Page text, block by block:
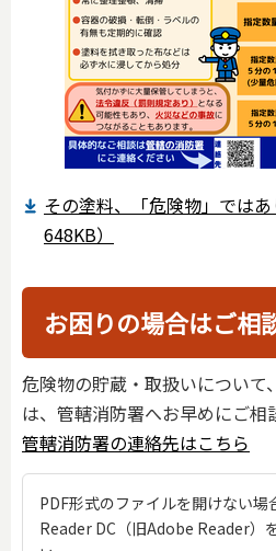
その塗料、「危険物」ではあ
648KB）
お困りの場合はご相
危険物の貯蔵・取扱いについて
は、管轄消防署へお早めにご相
管轄消防署の連絡先はこちら
PDF形式のファイルを開けない
Reader DC（旧Adobe Reader）